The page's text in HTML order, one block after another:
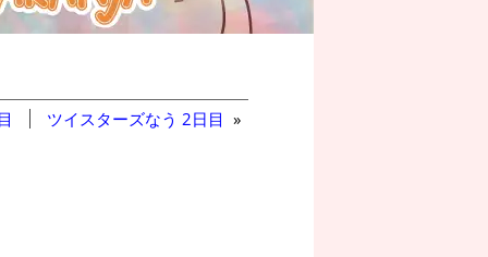
ツイスターズなう 2日目 »